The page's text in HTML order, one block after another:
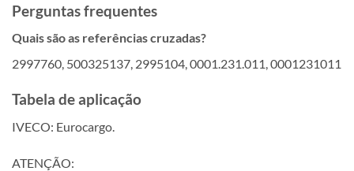
Perguntas frequentes
Quais são as referências cruzadas?
2997760, 500325137, 2995104, 0001.231.011, 0001231011
Tabela de aplicação
IVECO: Eurocargo.
ATENÇÃO: